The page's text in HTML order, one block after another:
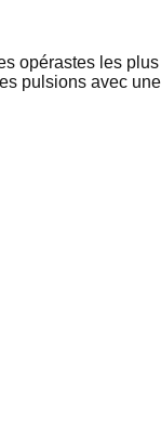
opérastes les
pulsions avec